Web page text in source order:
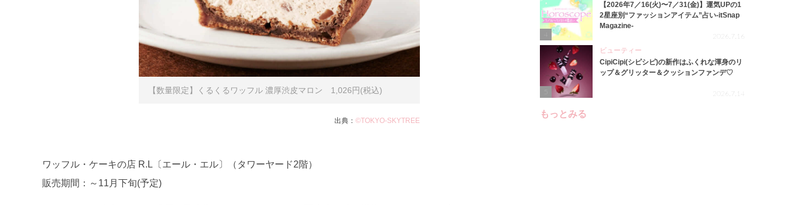
【数量限定】くるくるワッフル 濃厚渋皮マロン 1,026円(税込)
出典： ©TOKYO-SKYTREE
ワッフル・ケーキの店 R.L〔エール・エル〕（タワーヤード2階）
販売期間：～11月下旬(予定)
4
【2026年7／16(火)〜7／31(金)】運気UPの1
2星座別“ファッションアイテム”占い-itSnap
Magazine-
2026.7.16
ビューティー
CipiCipi(シピシピ)の新作はふくれな渾身のリ
ップ＆グリッター＆クッションファンデ♡
2026.7.14
もっとみる